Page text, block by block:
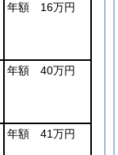
年額 16万円
年額 40万円
年額 41万円